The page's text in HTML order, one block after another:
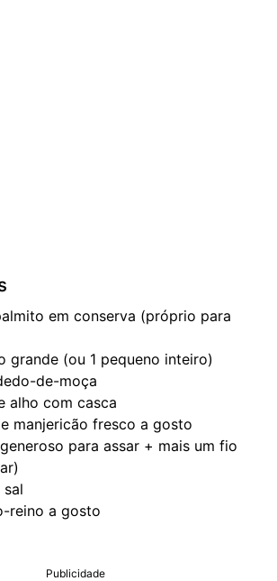
em conserva (próprio para
grande (ou 1 pequeno inteiro)
de-moça
alho com casca
manjericão fresco a gosto
para assar + mais um fio
sal
reino a gosto
Publicidade